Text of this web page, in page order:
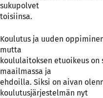
sukupolvet
toisiinsa.
Koulutus ja uuden
mutta
koululaitoksen etuoikeus
maailmassa ja
ehdoilla. Siksi on aivan
koulutusjärjestelmän nyt